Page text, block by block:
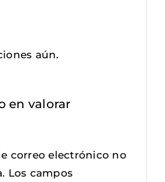
aún.
en valorar
correo electrónico no
Los campos